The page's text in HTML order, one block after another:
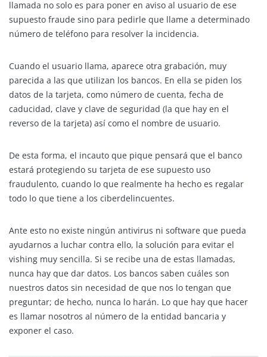
llamada no solo es para poner en aviso al usuario de ese
supuesto fraude sino para pedirle que llame a determinado
número de teléfono para resolver la incidencia.
Cuando el usuario llama, aparece otra grabación, muy
parecida a las que utilizan los bancos. En ella se piden los
datos de la tarjeta, como número de cuenta, fecha de
caducidad, clave y clave de seguridad (la que hay en el
reverso de la tarjeta) así como el nombre de usuario.
De esta forma, el incauto que pique pensará que el banco
estará protegiendo su tarjeta de ese supuesto uso
fraudulento, cuando lo que realmente ha hecho es regalar
todo lo que tiene a los ciberdelincuentes.
Ante esto no existe ningún antivirus ni software que pueda
ayudarnos a luchar contra ello, la solución para evitar el
vishing muy sencilla. Si se recibe una de estas llamadas,
nunca hay que dar datos. Los bancos saben cuáles son
nuestros datos sin necesidad de que nos lo tengan que
preguntar; de hecho, nunca lo harán. Lo que hay que hacer
es llamar nosotros al número de la entidad bancaria y
exponer el caso.